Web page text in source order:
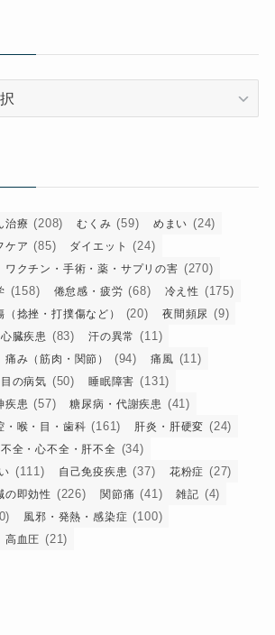
治療 (208) むくみ (59) めまい (24)
ケア (85) ダイエット (24)
ワクチン・手術・薬・サプリの害 (270)
(158) 倦怠感・疲労 (68) 冷え性 (175)
（捻挫・打撲傷など） (20) 夜間頻尿 (9)
心臓疾患 (83) 汗の異常 (11)
痛み（筋肉・関節） (94) 痛風 (11)
目の病気 (50) 睡眠障害 (131)
疾患 (57) 糖尿病・代謝疾患 (41)
・喉・目・歯科 (161) 肝炎・肝硬変 (24)
全・心不全・肝不全 (34)
(111) 自己免疫疾患 (37) 花粉症 (27)
の即効性 (226) 関節痛 (41) 雑記 (4)
風邪・発熱・感染症 (100)
高血圧 (21)